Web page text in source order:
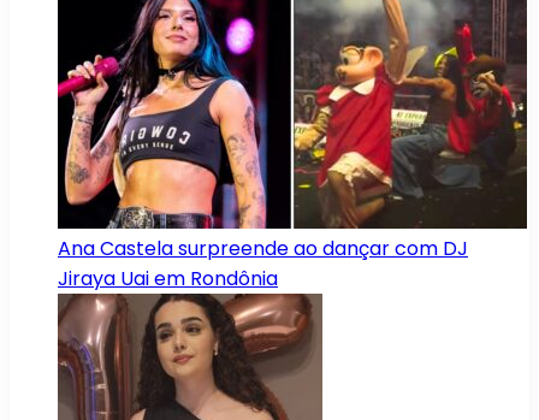
Ana Castela surpreende ao dançar com DJ
Jiraya Uai em Rondônia